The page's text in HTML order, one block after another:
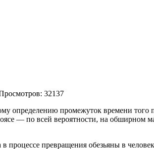
32137
определению промежуток времени
— по всей вероятности, на
превращения обезьяны в